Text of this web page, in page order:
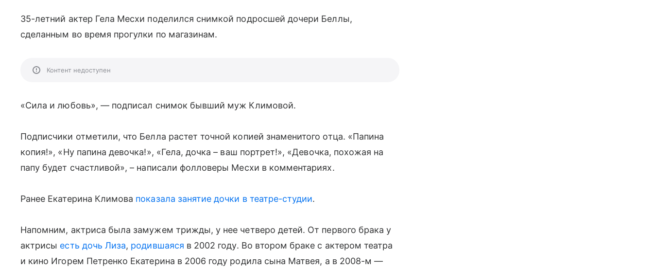
35-летний актер Гела Месхи поделился снимкой подросшей дочери Беллы,
сделанным во время прогулки по магазинам.
Контент недоступен
«Сила и любовь», — подписал снимок бывший муж Климовой.
Подписчики отметили, что Белла растет точной копией знаменитого отца. «Папина
копия!», «Ну папина девочка!», «Гела, дочка – ваш портрет!», «Девочка, похожая на
папу будет счастливой», – написали фолловеры Месхи в комментариях.
Ранее Екатерина Климова показала занятие дочки в театре-студии.
Напомним, актриса была замужем трижды, у нее четверо детей. От первого брака у
актрисы есть дочь Лиза, родившаяся в 2002 году. Во втором браке с актером театра
и кино Игорем Петренко Екатерина в 2006 году родила сына Матвея, а в 2008-м —